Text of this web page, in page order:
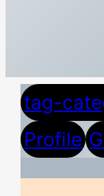
tag-
Profile